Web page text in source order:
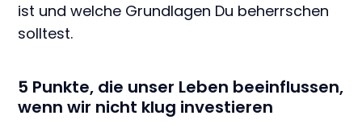
ist und welche Grundlagen Du beherrschen
solltest.
5 Punkte, die unser Leben beeinflussen,
wenn wir nicht klug investieren